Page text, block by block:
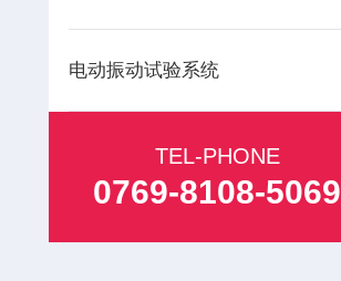
电动振动试验系统
TEL-PHONE
0769-8108-5069